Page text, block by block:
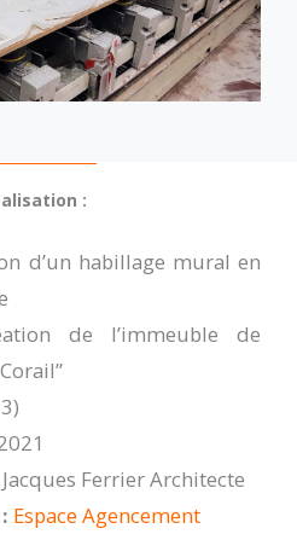
:
d’un habillage mural en
de l’immeuble de
Jacques Ferrier Architecte
Espace Agencement